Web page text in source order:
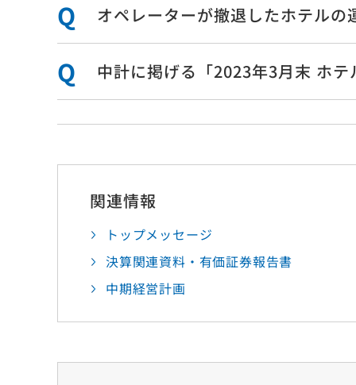
沿革
・資
・対
ティ
オペレーターが撤退したホテル
中計に掲げる「2023年3月末 ホ
関連情報
トップメッセージ
決算関連資料・有価証券報告書
中期経営計画